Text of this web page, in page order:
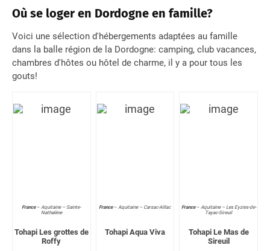
Où se loger en Dordogne en famille?
Voici une sélection d'hébergements adaptées au famille
dans la balle région de la Dordogne: camping, club vacances,
chambres d'hôtes ou hôtel de charme, il y a pour tous les
gouts!
France–Aquitaine – Sainte-
Nathalène
Tohapi Les grottes de
Roffy
France–Aquitaine – Carsac-Aillac
Tohapi Aqua Viva
France– Aquitaine – Les Eyzies-de-
Tayac-Sireuil
Tohapi Le Mas de
Sireuil